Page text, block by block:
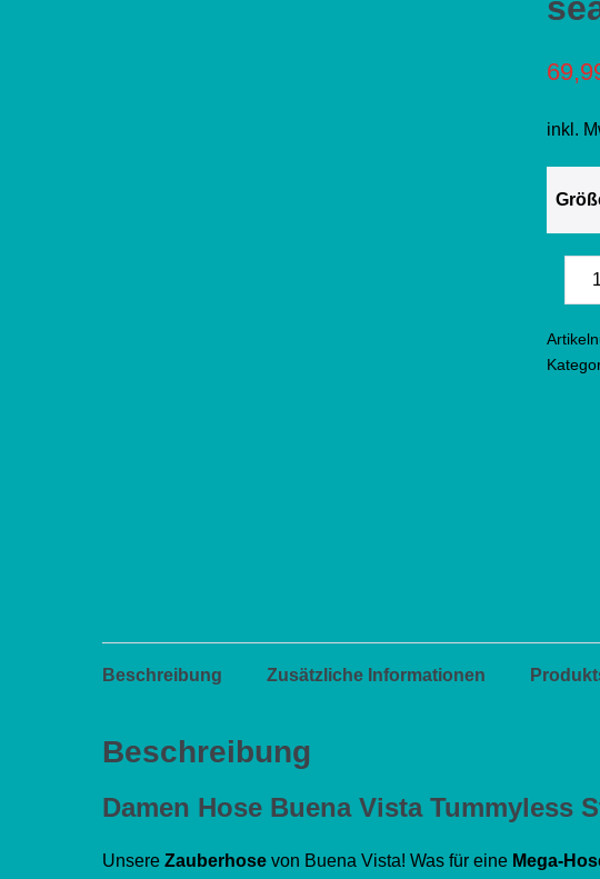
inkl.
Beschreibung Zusätzliche Informationen
Beschreibung
Damen Hose Buena Vista Tummyless
Unsere Zauberhose von Buena Vista! Was für eine Mega-